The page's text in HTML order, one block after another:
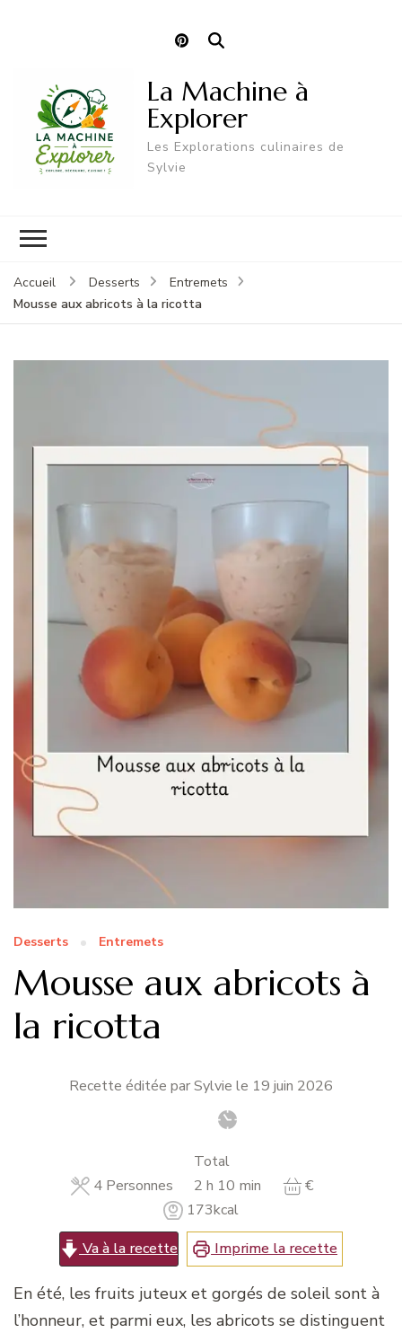
La Machine à
Explorer
Les Explorations culinaires de
Sylvie
Accueil Desserts
Entremets
Mousse aux abricots à la ricotta
Desserts Entremets
Mousse aux abricots à
la ricotta
Recette éditée par Sylvie le 19 juin 2026
4 Personnes
Total
2 heures
h 10 minutes
min
€
173kcal
Va à la recette
Imprime la recette
En été, les fruits juteux et gorgés de soleil sont à
l’honneur, et parmi eux, les abricots se distinguent